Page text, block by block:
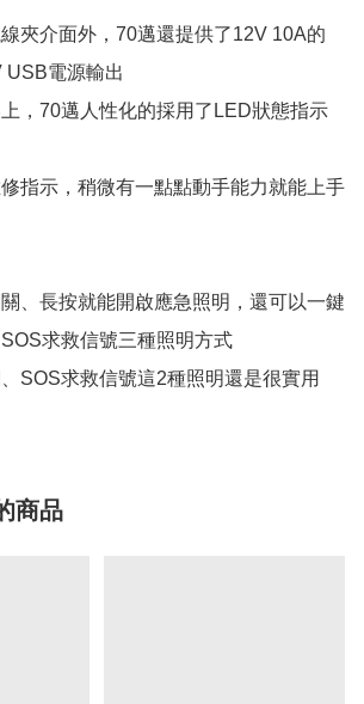
夾介面外，70邁還提供了12V 10A的
USB電源輸出
，70邁人性化的採用了LED狀態指示
指示，稍微有一點點動手能力就能上手
、長按就能開啟應急照明，還可以一鍵
求救信號三種照明方式
SOS求救信號這2種照明還是很實用
商品